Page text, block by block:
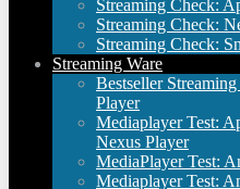
Streaming Check:
Streaming Check:
Streaming Check:
Streaming Ware
Bestseller
Player
Mediaplayer Test:
Nexus Player
MediaPlayer Test:
Mediaplayer Test: